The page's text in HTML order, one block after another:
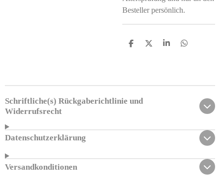
Besteller persönlich.
T
n
T
n
T
n
T
n
Schriftliche(s) Rückgaberichtlinie und
Widerrufsrecht
Datenschutzerklärung
Versandkonditionen